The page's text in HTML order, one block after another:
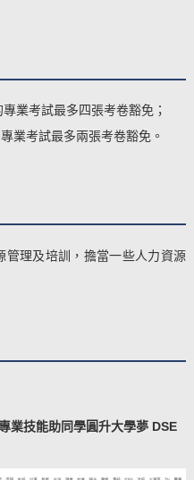
業考試最多四張考卷豁免；
業考試最多兩張考卷豁免。
管理及培訓，擔當一些人力資源
業技能助同學圓升大學夢 DSE